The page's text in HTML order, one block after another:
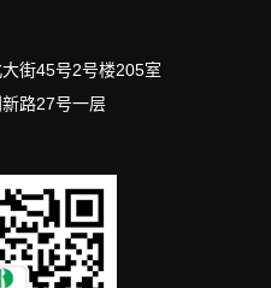
街45号2号楼205室
路27号一层